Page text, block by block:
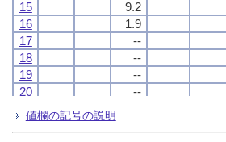
15
9.2
16
1.9
17
--
18
--
19
--
20
--
21
22
15
9.2
16
1.9
17
--
18
--
19
--
20
--
21
22
15
9.2
16
1.9
17
--
18
--
19
--
20
--
21
22
15
9.2
16
1.9
17
--
18
--
19
--
20
--
21
22
値欄の記号の説明